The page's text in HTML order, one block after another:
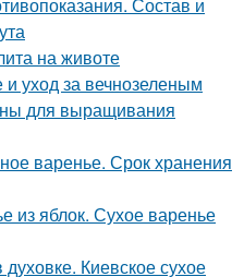
на животе
уход за вечнозеленым
для выращивания
варенье. Срок хранения
из яблок. Сухое варенье
Киевское сухое